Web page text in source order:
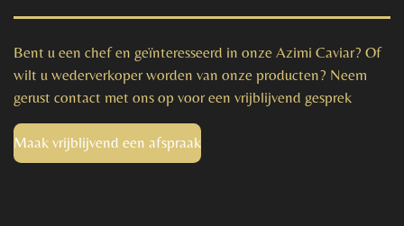
Bent u een chef en geïnteresseerd in onze Azimi Caviar? Of
wilt u wederverkoper worden van onze producten? Neem
gerust contact met ons op voor een vrijblijvend gesprek
Maak vrijblijvend een afspraak